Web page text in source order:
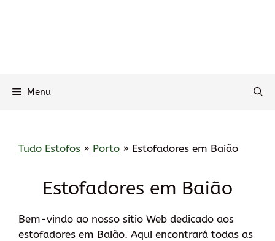
Menu
Tudo Estofos » Porto » Estofadores em Baião
Estofadores em Baião
Bem-vindo ao nosso sítio Web dedicado aos
estofadores em Baião. Aqui encontrará todas as